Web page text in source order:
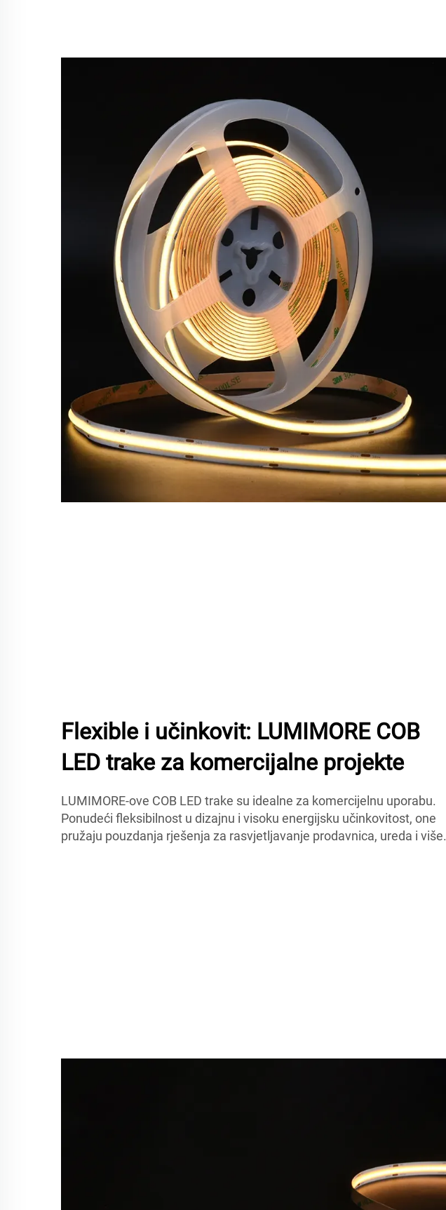
Flexible i učinkovit: LUMIMORE COB
LED trake za komercijalne projekte
LUMIMORE-ove COB LED trake su idealne za komercijelnu uporabu.
Ponudeći fleksibilnost u dizajnu i visoku energijsku učinkovitost, one
pružaju pouzdanja rješenja za rasvjetljavanje prodavnica, ureda i više.